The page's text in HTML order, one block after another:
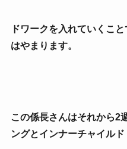
ドワークを入れていくこ
はやまります。
この係長さんはそれから2
ングとインナーチャイルド